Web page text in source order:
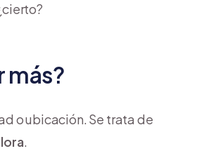
más?
o ubicación. Se trata de
.